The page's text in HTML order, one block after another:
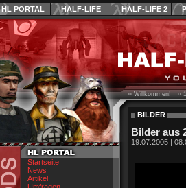
HL PORTAL HALF-LIFE HALF-LIFE 2
Startseite
News
Artikel
›› Willkommen! ››
BILDER
Bilder aus
19.07.2005 |